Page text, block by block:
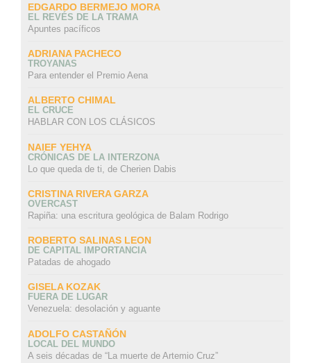
EDGARDO BERMEJO MORA
EL REVÉS DE LA TRAMA
Apuntes pacíficos
ADRIANA PACHECO
TROYANAS
Para entender el Premio Aena
ALBERTO CHIMAL
EL CRUCE
HABLAR CON LOS CLÁSICOS
NAIEF YEHYA
CRÓNICAS DE LA INTERZONA
Lo que queda de ti, de Cherien Dabis
CRISTINA RIVERA GARZA
OVERCAST
Rapiña: una escritura geológica de Balam Rodrigo
ROBERTO SALINAS LEON
DE CAPITAL IMPORTANCIA
Patadas de ahogado
GISELA KOZAK
FUERA DE LUGAR
Venezuela: desolación y aguante
ADOLFO CASTAÑÓN
LOCAL DEL MUNDO
A seis décadas de “La muerte de Artemio Cruz”